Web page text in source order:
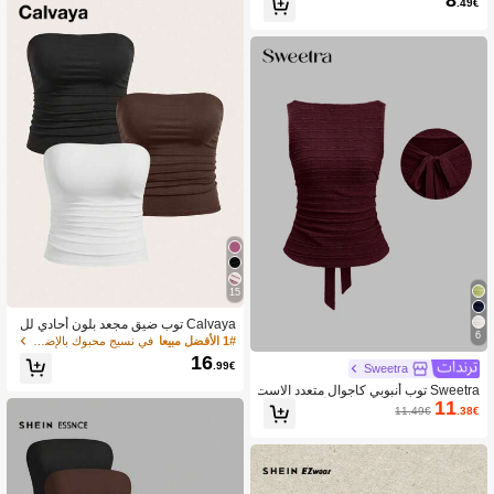
.49€
6
Sweetra
Sweetra توب أنبوبي كاجوال متعدد الاست
خدامات للارتداء اليومي بلون أحادي ومطو
11.38€
11.49€
15
Calvaya توب ضيق مجعد بلون أحادي لل
سيدات البدينات، ملابس كاجوال مناسبة لل
1# الأفضل مبيعا في نسيج محبوك بالإضافة إلى حجم المرأة قمم
16.99€